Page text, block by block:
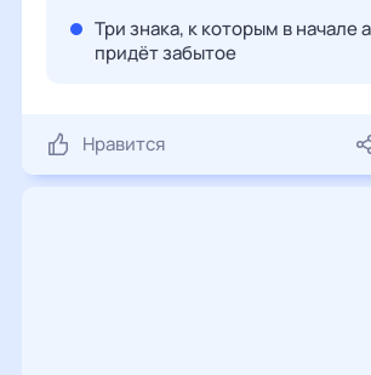
Три знака, к которым в начале
придёт забытое
Нравится